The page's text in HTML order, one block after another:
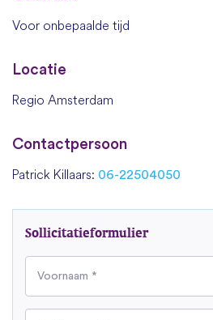
Voor onbepaalde tijd
Locatie
Regio Amsterdam
Contactpersoon
Patrick Killaars: 06-22504050
Sollicitatieformulier
Voornaam *